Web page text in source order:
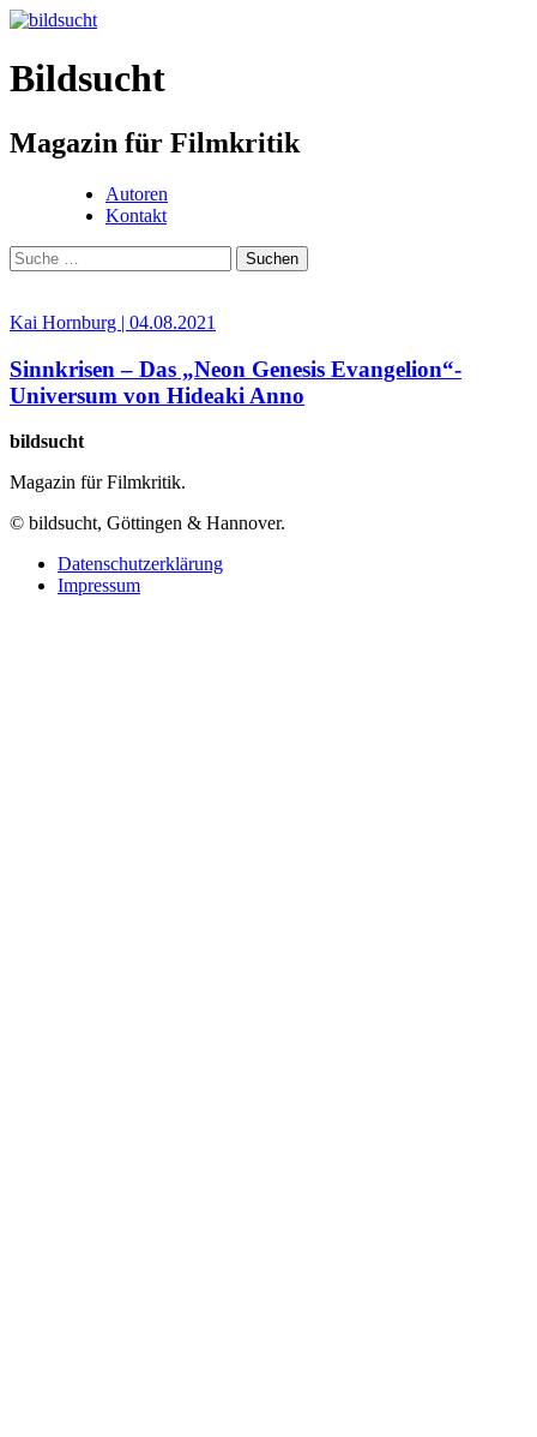
Bildsucht
Magazin für Filmkritik
Autoren
Kontakt
Kai Hornburg | 04.08.2021
Sinnkrisen – Das „Neon Genesis Evangelion“-
Universum von Hideaki Anno
bildsucht
Magazin fürFilmkritik.
© bildsucht, Göttingen & Hannover.
Datenschutzerklärung
Impressum